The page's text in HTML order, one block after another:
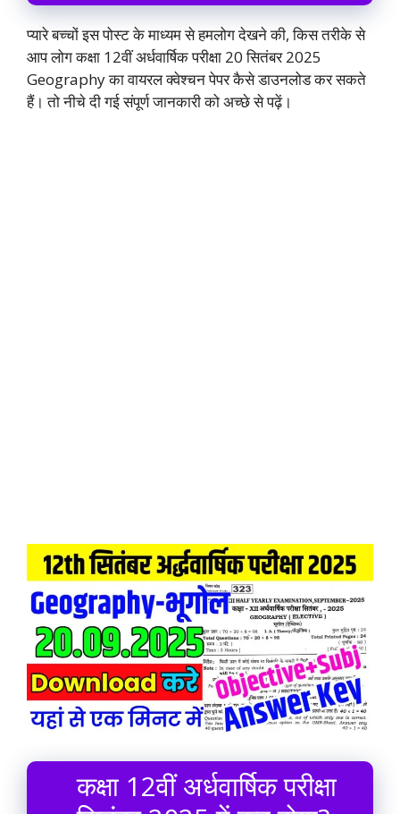
प्यारे बच्चों इस पोस्ट के माध्यम से हमलोग देखने की, किस तरीके से
आप लोग कक्षा 12वीं अर्धवार्षिक परीक्षा 20 सितंबर 2025
Geography का वायरल क्वेश्चन पेपर कैसे डाउनलोड कर सकते
हैं। तो नीचे दी गई संपूर्ण जानकारी को अच्छे से पढ़ें।
कक्षा 12वीं अर्धवार्षिक परीक्षा